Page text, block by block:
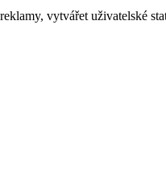
vytvářet uživatelské